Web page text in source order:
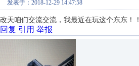
发表于：2018-12-29 14:47:58
改天咱们交流交流，我最近在玩这个东东！！
回复 引用 举报